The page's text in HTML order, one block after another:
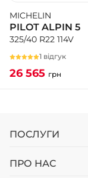
MICHELIN
PILOT ALPIN 5
325/40 R22 114V
1 відгук
26 565 грн
ПОСЛУГИ
ПРО НАС